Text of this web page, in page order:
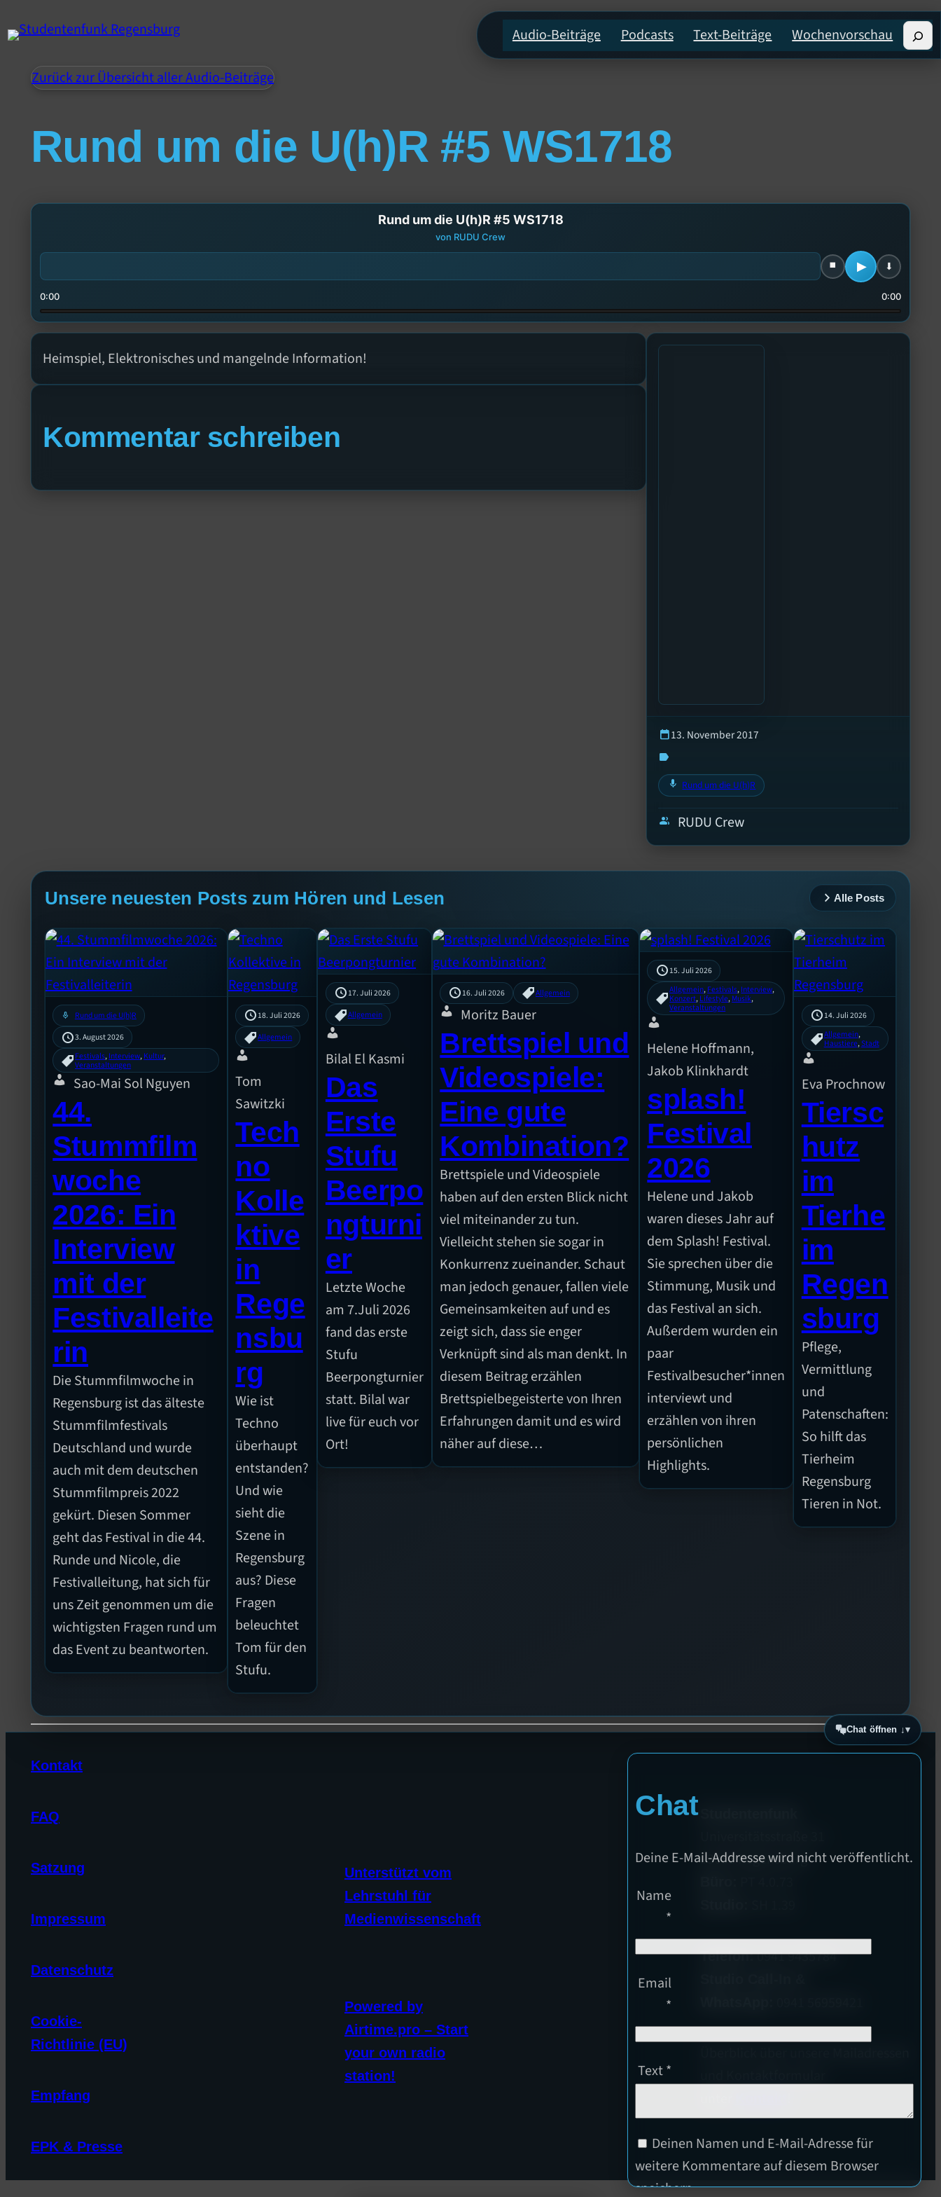
Audio-Beiträge Podcasts Text-Beiträge Wochenvorschau
Zurück zur Übersicht aller Audio-Beiträge
Rund um die U(h)R #5 WS1718
Rund um die U(h)R #5 WS1718
von RUDU Crew
0:00 0:00
Heimspiel, Elektronisches und mangelnde Information!
Kommentar schreiben
calendar_today13. November 2017
label
mic Rund um die U(h)R
group RUDU Crew
Unsere neuesten Posts zum Hören und Lesen Alle Posts
mic
Rund um die U(h)R
3. August 2026
Festivals, Interview, Kultur
Veranstaltungen
Sao-Mai Sol Nguyen
44.
Stummfilm
woche
2026: Ein
Interview
mit der
Festivalleite
rin
Die Stummfilmwoche in
Regensburg ist das älteste
Stummfilmfestivals
Deutschland und wurde
auch mit dem deutschen
Stummfilmpreis 2022
gekürt. Diesen Sommer
geht das Festival in die 44.
Runde und Nicole, die
Festivalleitung, hat sich für
uns Zeit genommen um die
wichtigsten Fragen rund um
das Event zu beantworten.
18. Juli 2026
Allgemein
Tom
Sawitzki
Tech
no
Kolle
ktive
in
Rege
nsbu
rg
Wie ist
Techno
überhaupt
entstanden?
Und wie
sieht die
Szene in
Regensburg
aus? Diese
Fragen
beleuchtet
Tom für den
Stufu.
17. Juli 2026
Allgemein
Bilal El Kasmi
Das
Erste
Stufu
Beerpo
ngturni
er
Letzte Woche
am 7.Juli 2026
fand das erste
Stufu
Beerpongturnier
statt. Bilal war
live für euch vor
Ort!
16. Juli 2026 Allgemein
Moritz Bauer
Brettspiel und
Videospiele:
Eine gute
Kombination?
Brettspiele und Videospiele
haben auf den ersten Blick nicht
viel miteinander zu tun.
Vielleicht stehen sie sogar in
Konkurrenz zueinander. Schaut
man jedoch genauer, fallen viele
Gemeinsamkeiten auf und es
zeigt sich, dass sie enger
Verknüpft sind als man denkt. In
diesem Beitrag erzählen
Brettspielbegeisterte von Ihren
Erfahrungen damit und es wird
näher auf diese…
15. Juli 2026
Allgemein, Festivals, Interview
Konzert, Lifestyle, Musik
Veranstaltungen
Helene Hoffmann,
Jakob Klinkhardt
splash!
Festival
2026
Helene und Jakob
waren dieses Jahr auf
dem Splash! Festival.
Sie sprechen über die
Stimmung, Musik und
das Festival an sich.
Außerdem wurden ein
paar
Festivalbesucher*innen
interviewt und
erzählen von ihren
persönlichen
Highlights.
14. Juli 2026
Allgemein,
Haustiere, Stadt
Eva Prochnow
Tiersc
hutz
im
Tierhe
im
Regen
sburg
Pflege,
Vermittlung
und
Patenschaften:
So hilft das
Tierheim
Regensburg
Tieren in Not.
Kontakt
FAQ
Satzung
Impressum
Datenschutz
Cookie-
Richtlinie (EU)
Empfang
EPK & Presse
Unterstützt vom
Lehrstuhl für
Medienwissenschaft
Powered by
Airtime.pro – Start
your own radio
station!
93053 Regensburg
Telefon:0941 9435784
Chat öffnen ↓
Chat
Deine E-Mail-Addresse wird nicht veröffentlicht.
Name
*
Email
*
Text*
Deinen Namen und E-Mail-Adresse für
weitere Kommentare auf diesem Browser
speichern.